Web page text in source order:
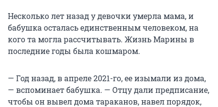
Несколько лет назад у девочки умерла мама, и
бабушка осталась единственным человеком, на
кого та могла рассчитывать. Жизнь Марины в
последние годы была кошмаром.
— Год назад, в апреле 2021-го, ее изымали из дома,
— вспоминает бабушка. — Отцу дали предписание,
чтобы он вывел дома тараканов, навел порядок,